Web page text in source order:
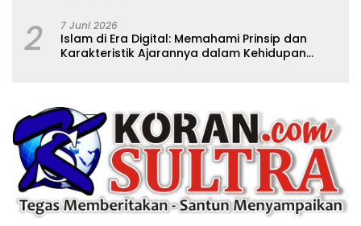
2 7 Juni 2026
Islam di Era Digital: Memahami Prinsip dan
Karakteristik Ajarannya dalam Kehidupan